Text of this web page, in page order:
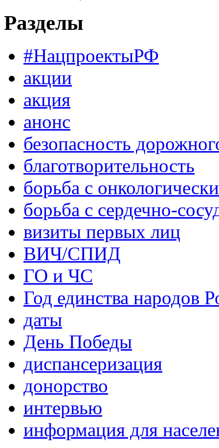
Разделы
#НацпроектыРФ
акции
акция
анонс
безопасность
благотворительность
борьба с
борьба с сердечно-
визиты первых лиц
ВИЧ/СПИД
ГО и ЧС
Год единства народов
даты
День Победы
диспансеризация
донорство
интервью
информация для